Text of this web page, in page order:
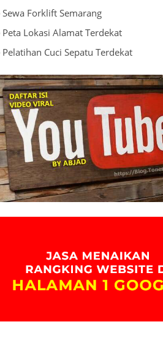
Sewa Forklift Semarang
Peta Lokasi Alamat Terdekat
Pelatihan Cuci Sepatu Terdekat